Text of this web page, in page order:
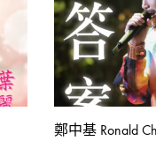
鄭中基 Ronald